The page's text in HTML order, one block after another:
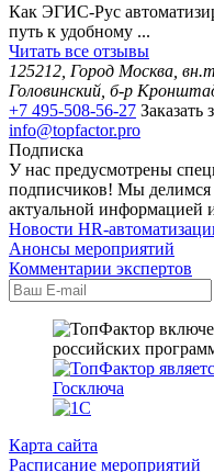
Как ЭГИС-Рус
путь к удобному ...
Читать все отзывы
125212, Город Москва,
Головинский, б-р
+7 495-508-56-27 Заказать
info@topfactor.pro
Подписка
У нас предусмотрены
подписчиков! Мы делимся
актуальной информацией
Новости HR-
Анонсы мероприятий
Комментарии экспертов
Карта сайта
Расписание мероприятий